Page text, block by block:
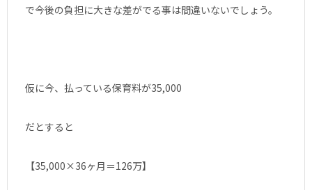
で今後の負担に大きな差がでる事は間違いないでしょう。
仮に今、払っている保育料が35,000
だとすると
【35,000×36ヶ月＝126万】